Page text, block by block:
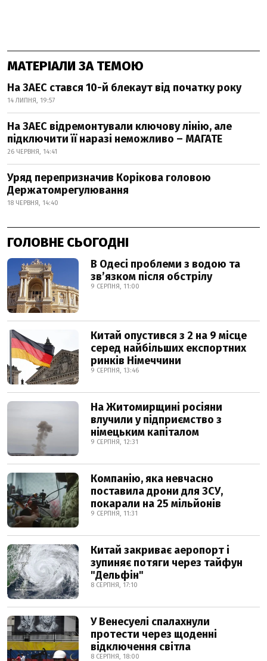
МАТЕРІАЛИ ЗА ТЕМОЮ
На ЗАЕС стався 10-й блекаут від початку року
14 ЛИПНЯ, 19:57
На ЗАЕС відремонтували ключову лінію, але
підключити її наразі неможливо – МАГАТЕ
26 ЧЕРВНЯ, 14:41
Уряд перепризначив Корікова головою
Держатомрегулювання
18 ЧЕРВНЯ, 14:40
ГОЛОВНЕ СЬОГОДНІ
В Одесі проблеми з водою та
звʼязком після обстрілу
9 СЕРПНЯ, 11:00
Китай опустився з 2 на 9 місце
серед найбільших експортних
ринків Німеччини
9 СЕРПНЯ, 13:46
На Житомирщині росіяни
влучили у підприємство з
німецьким капіталом
9 СЕРПНЯ, 12:31
Компанію, яка невчасно
поставила дрони для ЗСУ,
покарали на 25 мільйонів
9 СЕРПНЯ, 11:31
Китай закриває аеропорт і
зупиняє потяги через тайфун
"Дельфін"
8 СЕРПНЯ, 17:10
У Венесуелі спалахнули
протести через щоденні
відключення світла
8 СЕРПНЯ, 18:00